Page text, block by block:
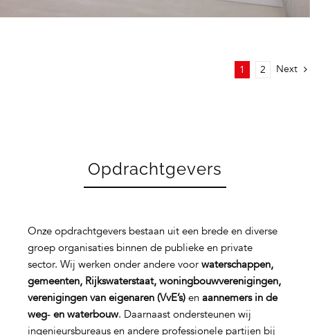
1 2 Next
Opdrachtgevers
Onze opdrachtgevers bestaan uit een brede en diverse
groep organisaties binnen de publieke en private
sector. Wij werken onder andere voor waterschappen,
gemeenten, Rijkswaterstaat, woningbouwverenigingen,
verenigingen van eigenaren (VvE’s)en aannemers in de
weg‑ en waterbouw. Daarnaast ondersteunen wij
ingenieursbureaus en andere professionele partijen bij